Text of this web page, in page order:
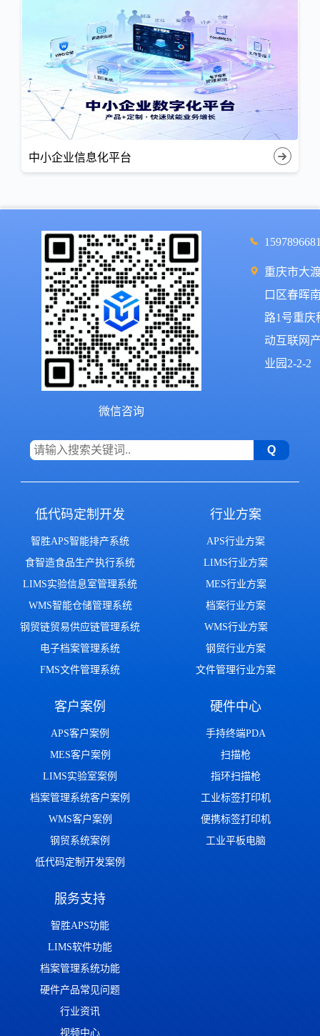
中小企业信息化平台
微信咨询
重庆市大
口区春晖
路1号重庆
动互联网
业园2-2-2
低代码定制开发
智胜APS智能排产系统
食智造食品生产执行系统
LIMS实验信息室管理系统
WMS智能仓储管理系统
钢贸链贸易供应链管理系统
电子档案管理系统
FMS文件管理系统
行业方案
APS行业方案
LIMS行业方案
MES行业方案
档案行业方案
WMS行业方案
钢贸行业方案
文件管理行业方案
客户案例
APS客户案例
MES客户案例
LIMS实验室案例
档案管理系统客户案例
WMS客户案例
钢贸系统案例
低代码定制开发案例
硬件中心
手持终端PDA
扫描枪
指环扫描枪
工业标签打印机
便携标签打印机
工业平板电脑
服务支持
智胜APS功能
LIMS软件功能
档案管理系统功能
硬件产品常见问题
行业资讯
视频中心